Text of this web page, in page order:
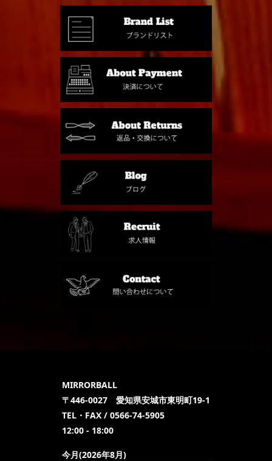
MIRRORBALL
〒446-0027 愛知県安城市東明町19-1
TEL・FAX / 0566-74-5905
12:00 - 18:00
今月(2026年8月)